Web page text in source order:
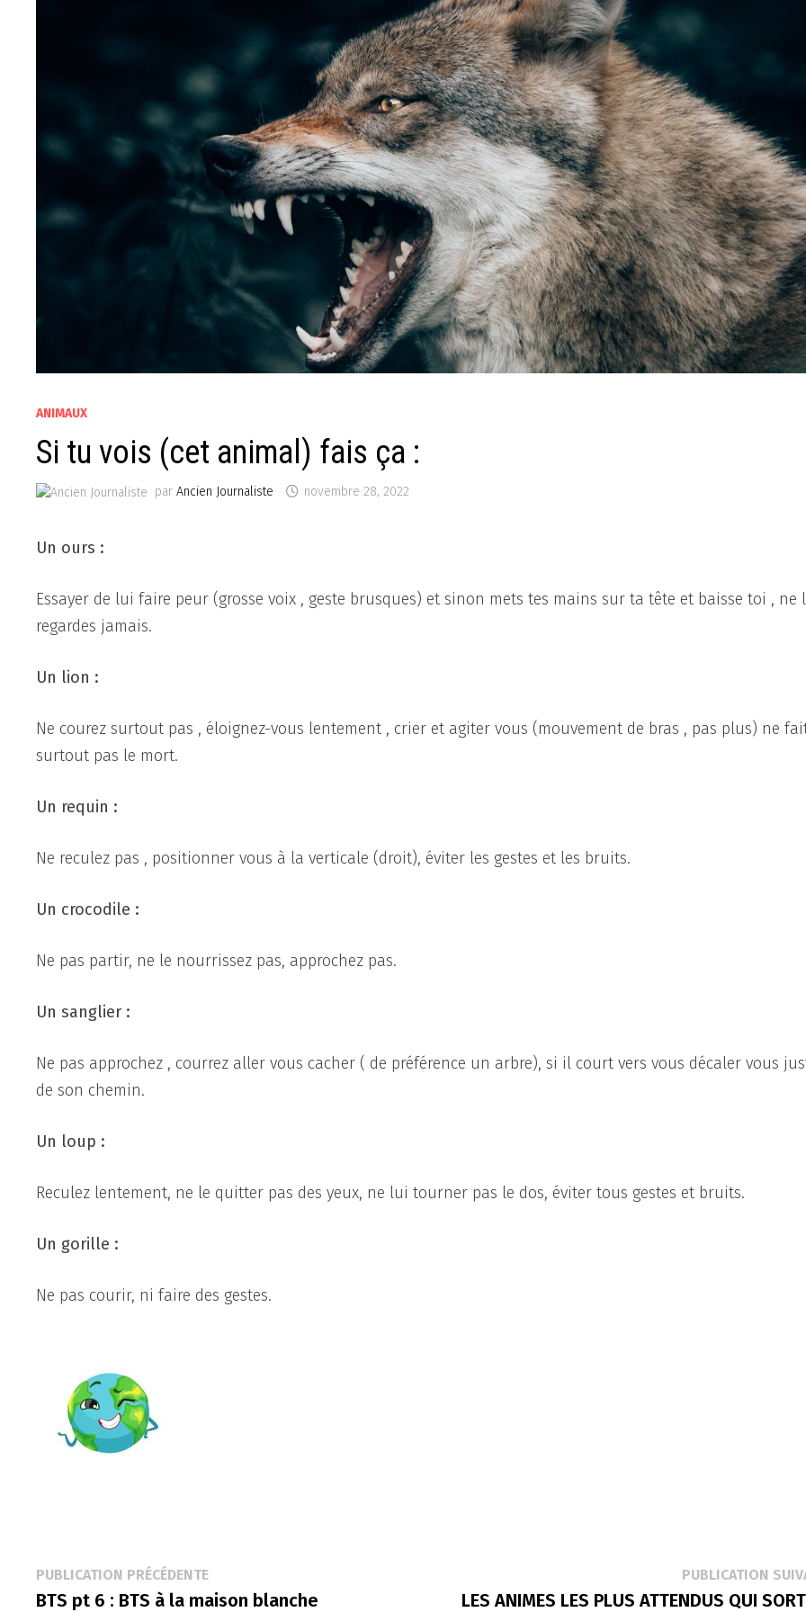
ANIMAUX
Si tu vois (cet animal) fais ça :
parAncien Journaliste novembre 28, 2022
Un ours :
Essayer de lui faire peur (grosse voix , geste brusques) et sinon mets tes mains sur ta tête et baisse toi , ne
regardes jamais.
Un lion :
Ne courez surtout pas , éloignez-vous lentement , crier et agiter vous (mouvement de bras , pas plus) ne
surtout pas le mort.
Un requin :
Ne reculez pas , positionner vous à la verticale (droit), éviter les gestes et les bruits.
Un crocodile :
Ne pas partir, ne le nourrissez pas, approchez pas.
Un sanglier :
Ne pas approchez , courrez aller vous cacher ( de préférence un arbre), si il court vers vous décaler vous
de son chemin.
Un loup :
Reculez lentement, ne le quitter pas des yeux, ne lui tourner pas le dos, éviter tous gestes et bruits.
Un gorille :
Ne pas courir, ni faire des gestes.
Navigation
PUBLICATION PRÉCÉDENTEPublication
précédente :
BTS pt 6 : BTS à la maison blanche
PUBLICATION
LES ANIMES LES PLUS ATTENDUS QUI